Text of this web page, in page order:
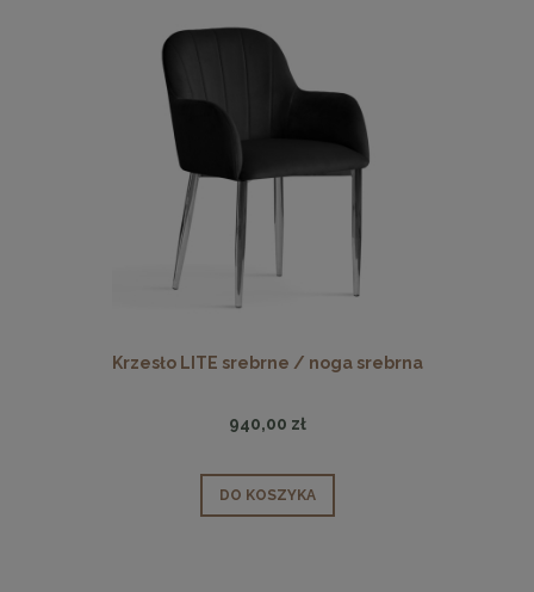
Krzesło LITE srebrne / noga srebrna
940,00 zł
DO KOSZYKA